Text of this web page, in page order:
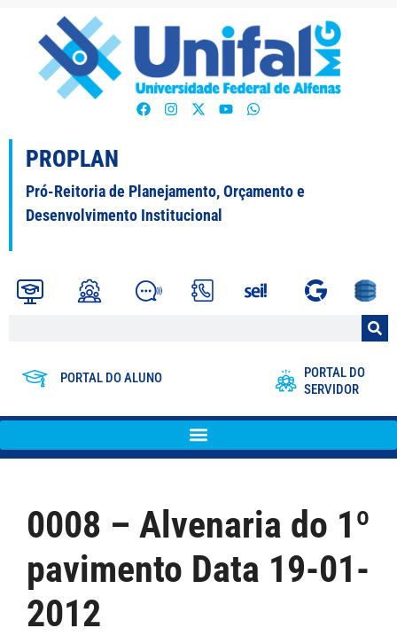
PROPLAN
Pró-Reitoria de Planejamento, Orçamento e
Desenvolvimento Institucional
PORTAL DO ALUNO
PORTAL DO
SERVIDOR
0008 – Alvenaria do 1º
pavimento Data 19-01-
2012